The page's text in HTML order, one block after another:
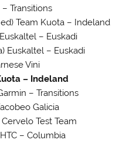
Transitions
Team Kuota – Indeland
– Euskadi
Euskaltel – Euskadi
Vini
– Indeland
– Transitions
Galicia
Test Team
– Columbia